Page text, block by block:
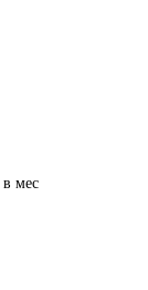
в мес